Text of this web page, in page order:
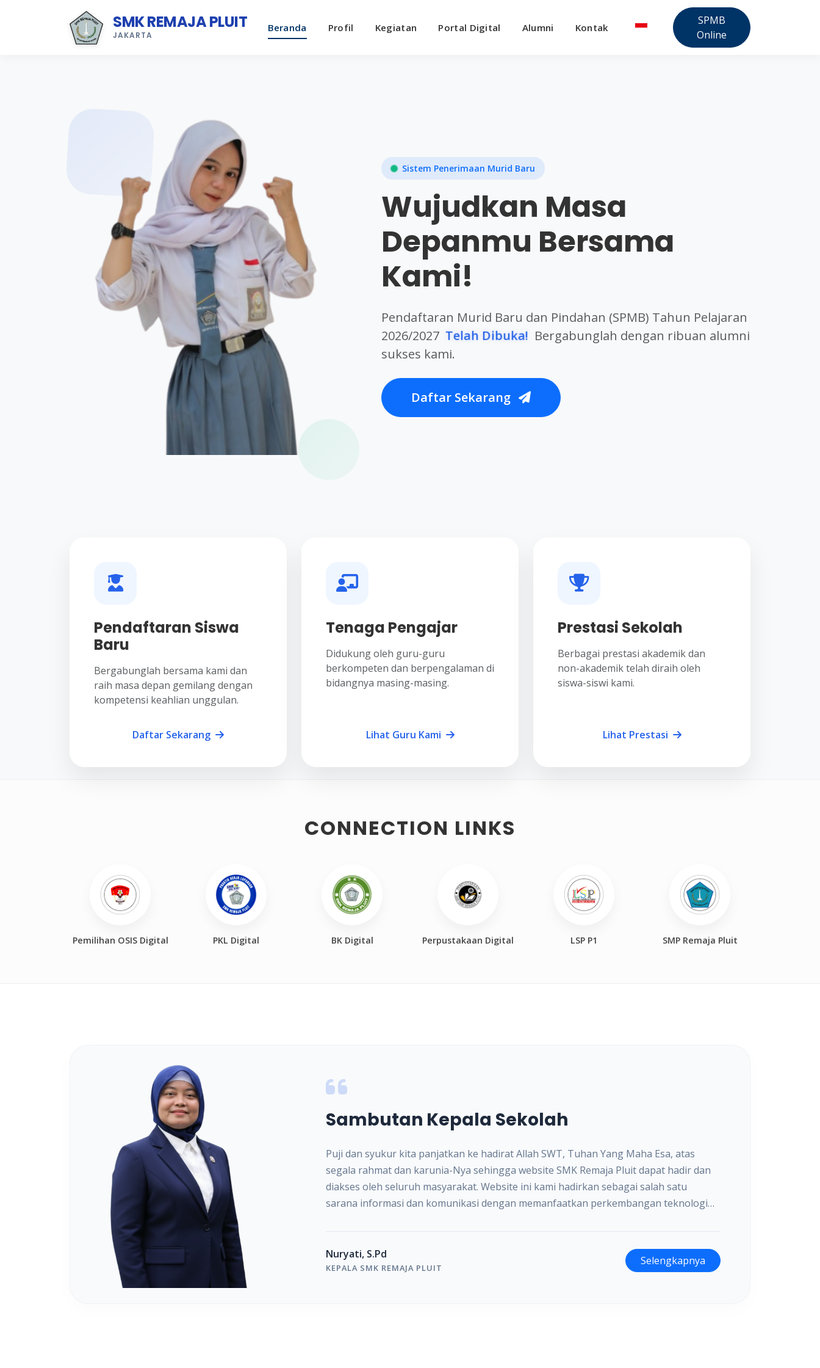
SMK REMAJA PLUIT
JAKARTA
Beranda Profil Kegiatan Portal Digital Alumni Kontak
SPMB
Online
Sistem Penerimaan Murid Baru
Wujudkan Masa
Depanmu Bersama
Kami!
Pendaftaran Murid Baru dan Pindahan (SPMB) Tahun Pelajaran
2026/2027 Telah Dibuka! Bergabunglah dengan ribuan alumni
sukses kami.
Daftar Sekarang
Pendaftaran Siswa
Baru
Bergabunglah bersama kami dan
raih masa depan gemilang dengan
kompetensi keahlian unggulan.
Daftar Sekarang
Tenaga Pengajar
Didukung oleh guru-guru
berkompeten dan berpengalaman di
bidangnya masing-masing.
Lihat Guru Kami
Prestasi Sekolah
Berbagai prestasi akademik dan
non-akademik telah diraih oleh
siswa-siswi kami.
Lihat Prestasi
CONNECTION LINKS
Pemilihan OSIS Digital PKL Digital BK Digital Perpustakaan Digital LSP P1 SMP Remaja Pluit
Sambutan Kepala Sekolah
Puji dan syukur kita panjatkan ke hadirat Allah SWT, Tuhan Yang Maha Esa, atas
segala rahmat dan karunia-Nya sehingga website SMK Remaja Pluit dapat hadir dan
diakses oleh seluruh masyarakat. Website ini kami hadirkan sebagai salah satu
sarana informasi dan komunikasi dengan memanfaatkan perkembangan teknologi
Kami menyadari sepenuhnya bahwa dalam upaya memajukan pendidikan di era digital
saat ini, diperlukan dukungan sarana dan prasarana yang memadai serta akses
Nuryati, S.Pd
KEPALA SMK REMAJA PLUIT
Selengkapnya